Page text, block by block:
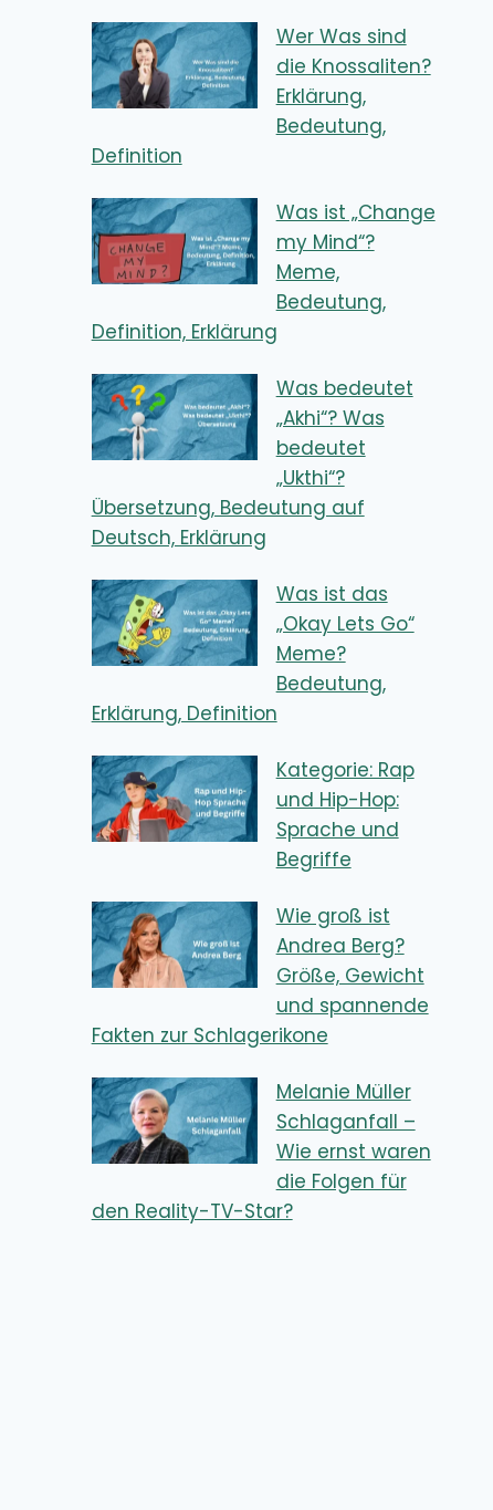
Wer Was sind
die Knossaliten?
Erklärung,
Bedeutung,
Definition
Was ist „Change
my Mind“?
Meme,
Bedeutung,
Definition, Erklärung
Was bedeutet
„Akhi“? Was
bedeutet
„Ukthi“?
Übersetzung, Bedeutung auf
Deutsch, Erklärung
Was ist das
„Okay Lets Go“
Meme?
Bedeutung,
Erklärung, Definition
Kategorie: Rap
und Hip-Hop:
Sprache und
Begriffe
Wie groß ist
Andrea Berg?
Größe, Gewicht
und spannende
Fakten zur Schlagerikone
Melanie Müller
Schlaganfall –
Wie ernst waren
die Folgen für
den Reality-TV-Star?